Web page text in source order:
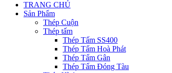
TRANG CHỦ
Sản Phẩm
Thép Cuộn
Thép tấm
Thép Tấm SS400
Thép Tấm Hoà Phát
Thép Tấm Gân
Thép Tấm Đóng Tàu